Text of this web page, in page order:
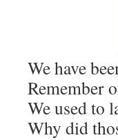
We have
Remember
We used to
Why did